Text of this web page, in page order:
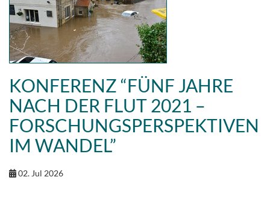
KONFERENZ “FÜNF JAHRE
NACH DER FLUT 2021 –
FORSCHUNGSPERSPEKTIVEN
IM WANDEL”
02. Jul 2026